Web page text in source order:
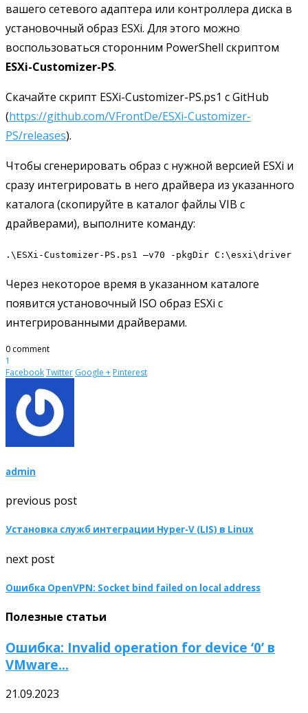
вашего сетевого адаптера или контроллера диска в
установочный образ ESXi. Для этого можно
воспользоваться сторонним PowerShell скриптом
ESXi-Customizer-PS.
Скачайте скрипт ESXi-Customizer-PS.ps1 с GitHub
(https://github.com/VFrontDe/ESXi-Customizer-
PS/releases).
Чтобы сгенерировать образ с нужной версией ESXi и
сразу интегрировать в него драйвера из указанного
каталога (скопируйте в каталог файлы VIB с
драйверами), выполните команду:
.\ESXi-Customizer-PS.ps1 –v70 -pkgDir C:\esxi\driver
Через некоторое время в указанном каталоге
появится установочный ISO образ ESXi с
интегрированными драйверами.
0 comment
1
FacebookTwitter Google + Pinterest
admin
previous post
Установка служб интеграции Hyper-V (LIS) в Linux
next post
Ошибка OpenVPN: Socket bind failed on local address
Полезные статьи
Ошибка: Invalid operation for device ‘0’ в
VMware...
21.09.2023